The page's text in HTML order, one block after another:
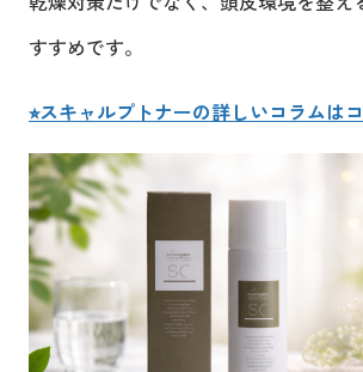
すすめです。
⭐︎スキャルプトナーの詳しいコラムは